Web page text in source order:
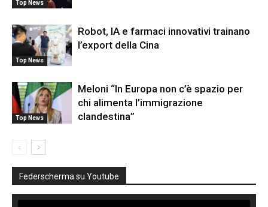
Top News
Top News
Robot, IA e farmaci innovativi trainano
l’export della Cina
Top News
Meloni “In Europa non c’è spazio per
chi alimenta l’immigrazione
clandestina”
Federscherma su Youtube